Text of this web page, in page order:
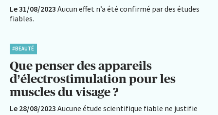
Le 31/08/2023 Aucun effet n’a été confirmé par des études
fiables.
#BEAUTÉ
Que penser des appareils
d’électrostimulation pour les
muscles du visage ?
Le 28/08/2023 Aucune étude scientifique fiable ne justifie